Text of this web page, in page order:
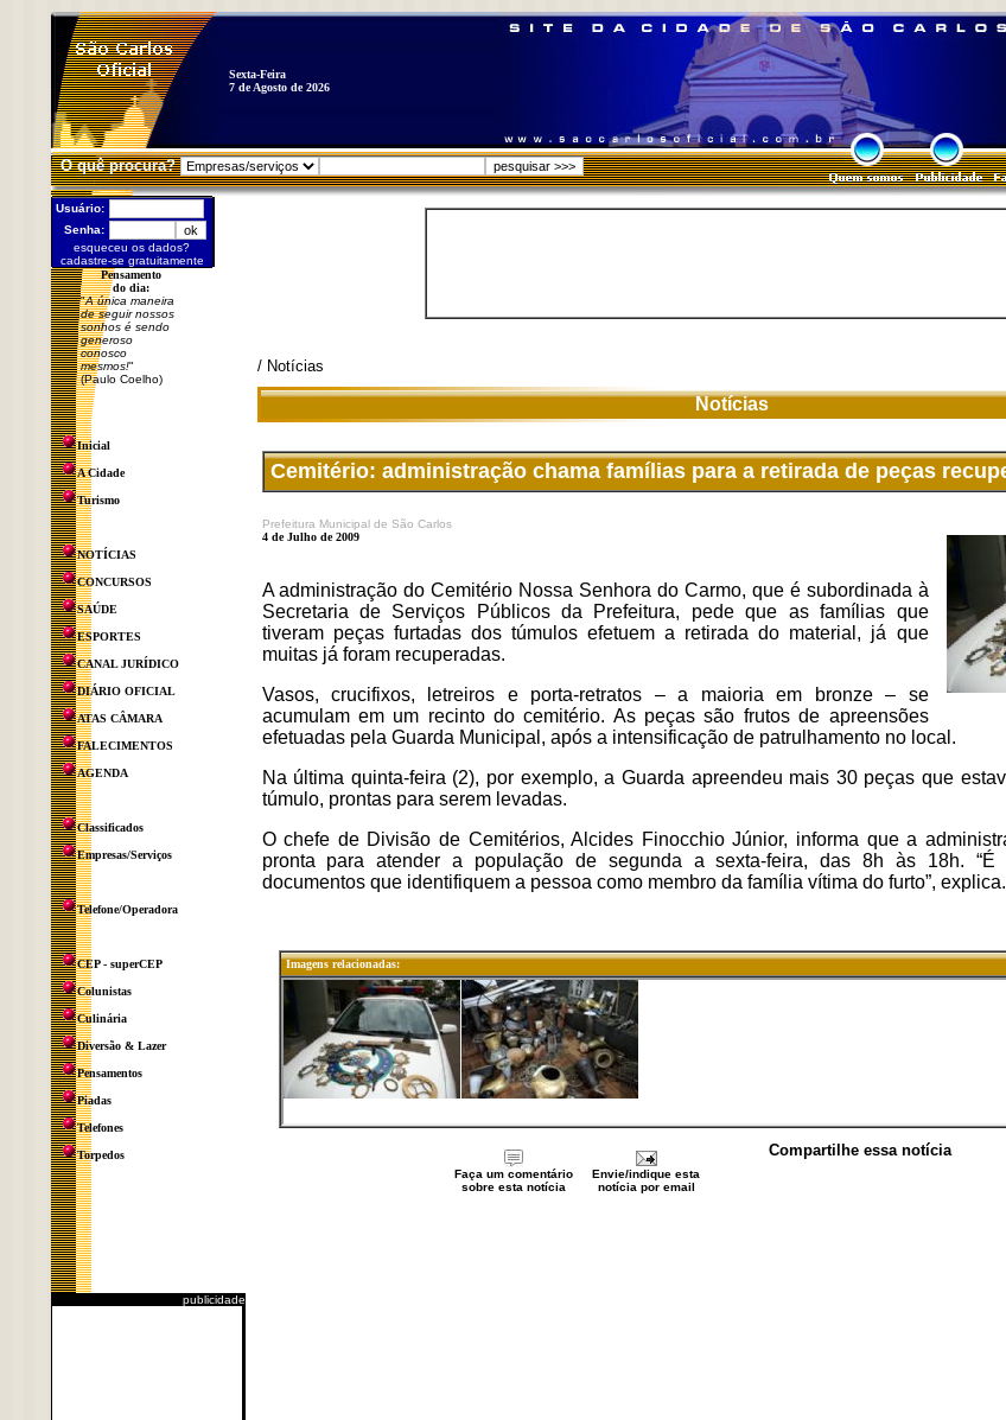
Sexta-Feira
7 de Agosto de 2026
O quê procura?
Usuário:
Senha:
esqueceu os dados?
cadastre-se gratuitamente
Pensamento
do dia:
"A única maneira
de seguir nossos
sonhos é sendo
generoso
conosco
mesmos!"
(Paulo Coelho)
Inicial
A Cidade
Turismo
NOTÍCIAS
CONCURSOS
SAÚDE
ESPORTES
CANAL JURÍDICO
DIÁRIO OFICIAL
ATAS CÂMARA
FALECIMENTOS
AGENDA
Classificados
Empresas/Serviços
Telefone/Operadora
CEP - superCEP
Colunistas
Culinária
Diversão & Lazer
Pensamentos
Piadas
Telefones
Torpedos
publicidade
/ Notícias
Notícias
Cemitério: administração chama famílias para a retirada de peças
Prefeitura Municipal de São Carlos
4 de Julho de 2009
A administração do Cemitério Nossa Senhora do Carmo, que é subordinada à
Secretaria de Serviços Públicos da Prefeitura, pede que as famílias que
tiveram peças furtadas dos túmulos efetuem a retirada do material, já que
muitas já foram recuperadas.
Vasos, crucifixos, letreiros e porta-retratos – a maioria em bronze – se
acumulam em um recinto do cemitério. As peças são frutos de apreensões
efetuadas pela Guarda Municipal, após a intensificação de patrulhamento no local.
Na última quinta-feira (2), por exemplo, a Guarda apreendeu mais 30 peças que
túmulo, prontas para serem levadas.
O chefe de Divisão de Cemitérios, Alcides Finocchio Júnior, informa que a
pronta para atender a população de segunda a sexta-feira, das 8h às 18h. “É
documentos que identifiquem a pessoa como membro da família vítima do furto”, explica.
Imagens relacionadas:
Compartilhe essa notícia
Faça um comentário
sobre esta notícia
Envie/indique esta
notícia por email